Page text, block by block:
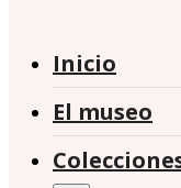
Inicio
El museo